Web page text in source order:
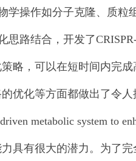
操作如分子克隆、质粒
路结合，开发了
略，可以在短时间内完
优化等方面都做出了令人
metabolic system to
具有很大的潜力。为了